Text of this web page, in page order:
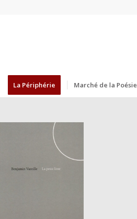
La Périphérie Marché de la Poésie